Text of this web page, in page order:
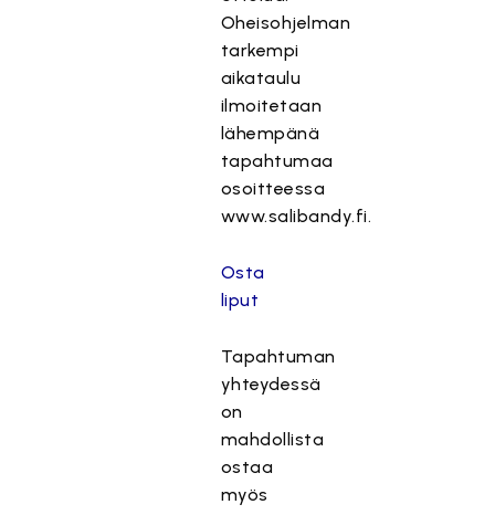
Oheisohjelman
tarkempi
aikataulu
ilmoitetaan
lähempänä
tapahtumaa
osoitteessa
www.salibandy.fi.
Osta
liput
Tapahtuman
yhteydessä
on
mahdollista
ostaa
myös